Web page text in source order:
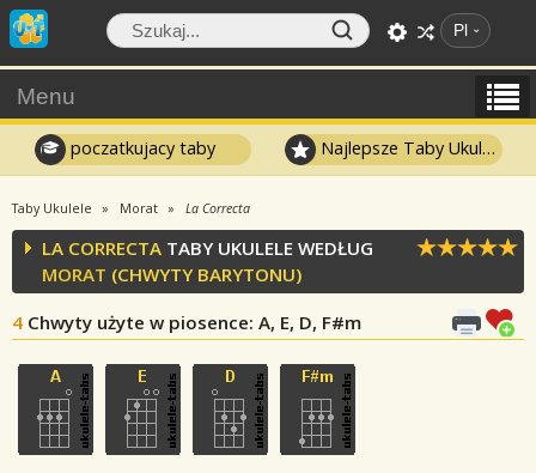
Pl
Menu
poczatkujacy taby Najlepsze Taby Ukulele
Taby Ukulele Morat La Correcta
LA CORRECTA TABY UKULELE WEDŁUG
MORAT (CHWYTY BARYTONU)
4 Chwyty użyte w piosence: A, E, D, F#m